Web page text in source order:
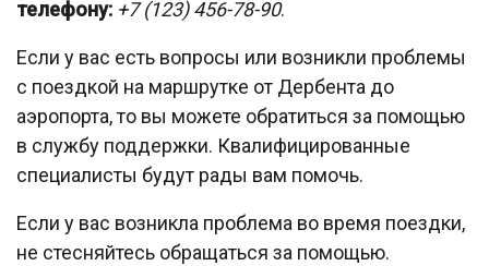
телефону: +7 (123) 456-78-90.
Если у вас есть вопросы или возникли проблемы
с поездкой на маршрутке от Дербента до
аэропорта, то вы можете обратиться за помощью
в службу поддержки. Квалифицированные
специалисты будут рады вам помочь.
Если у вас возникла проблема во время поездки,
не стесняйтесь обращаться за помощью.